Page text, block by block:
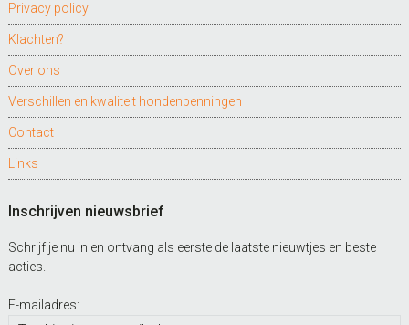
Privacy policy
Klachten?
Over ons
Verschillen en kwaliteit hondenpenningen
Contact
Links
Inschrijven nieuwsbrief
Schrijf je nu in en ontvang als eerste de laatste nieuwtjes en beste
acties.
E-mailadres: